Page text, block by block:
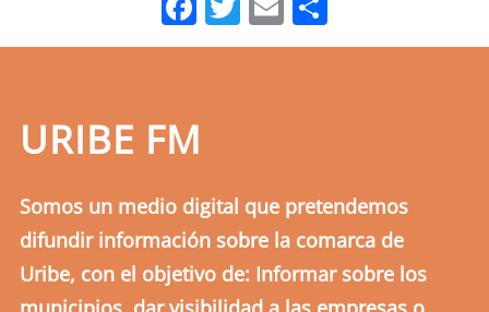
URIBE FM
Somos un medio digital que pretendemos
difundir información sobre la comarca de
Uribe, con el objetivo de: Informar sobre los